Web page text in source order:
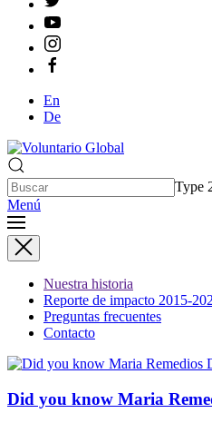
En
De
Type
Menú
Nuestra historia
Reporte de impacto 2015-
Preguntas frecuentes
Contacto
Did you know Maria